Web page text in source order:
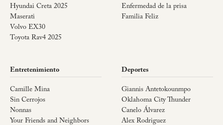
Hyundai Creta 2025
Maserati
Volvo EX30
Toyota Rav4 2025
Enfermedad de la prisa
Familia Feliz
Entretenimiento
Camille Mina
Sin Cerrojos
Nonnas
Your Friends and Neighbors
Deportes
Giannis Antetokounmpo
Oklahoma City Thunder
Canelo Álvarez
Alex Rodriguez